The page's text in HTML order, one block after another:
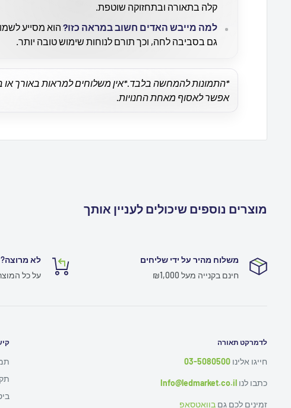
קלה בתאורה ובתחזוקה שוטפת.
למה מייבש האדים חשוב במראה כזו? הוא מסייע
גם בסביבה לחה, וכך תורם לנוחות שימוש טובה יותר.
*התמונות להמחשה בלבד.
אפשר לאסוף מאחת החנויות.
מוצרים נוספים שיכולים לעניין אותך
משלוח מהיר על ידי שליחים
חינם בקנייה מעל ₪1,000
לא
על כל
לדמרקט תאורה
חייגו אלינו 03-5080500
כתבו לנו Info@ledmarket.co.il
זמינים לכם גם בוואטסאפ